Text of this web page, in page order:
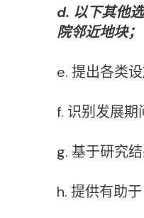
d. 以下其他
院邻近地块；
e. 提出各类
f. 识别发展期
g. 基于研究
h. 提供有助